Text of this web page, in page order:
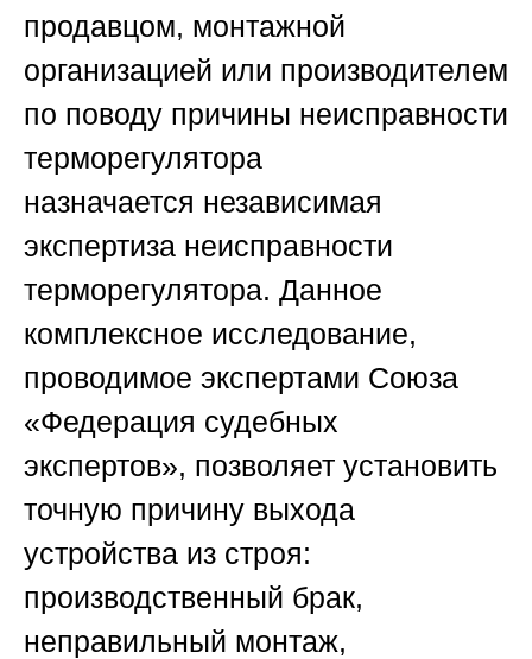
продавцом, монтажной
организацией или производителем
по поводу причины неисправности
терморегулятора
назначается независимая
экспертиза неисправности
терморегулятора. Данное
комплексное исследование,
проводимое экспертами Союза
«Федерация судебных
экспертов», позволяет установить
точную причину выхода
устройства из строя:
производственный брак,
неправильный монтаж,